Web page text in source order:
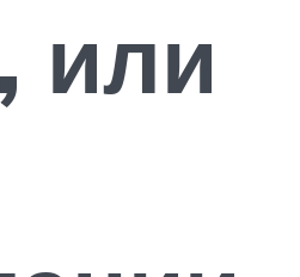
или